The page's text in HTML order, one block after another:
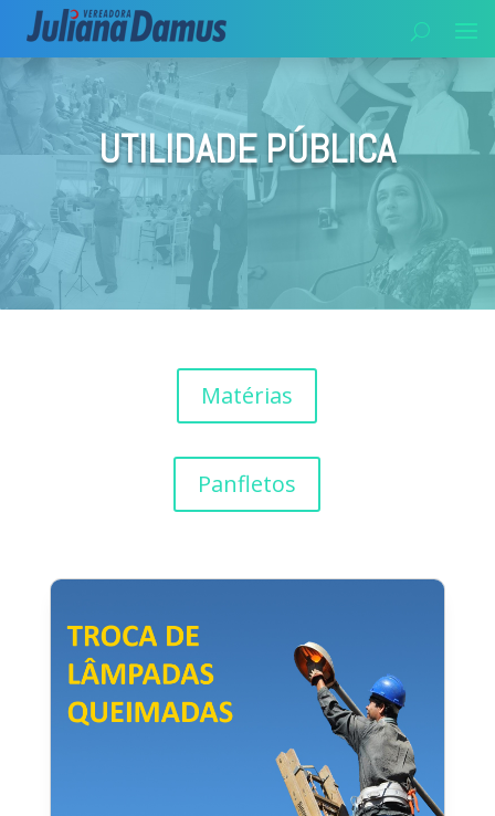
UTILIDADE PÚBLICA
Matérias
Panfletos